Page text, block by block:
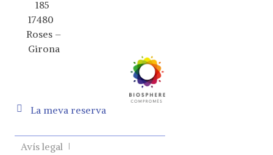
185
17480
Roses –
Girona
La meva reserva
Avís legal